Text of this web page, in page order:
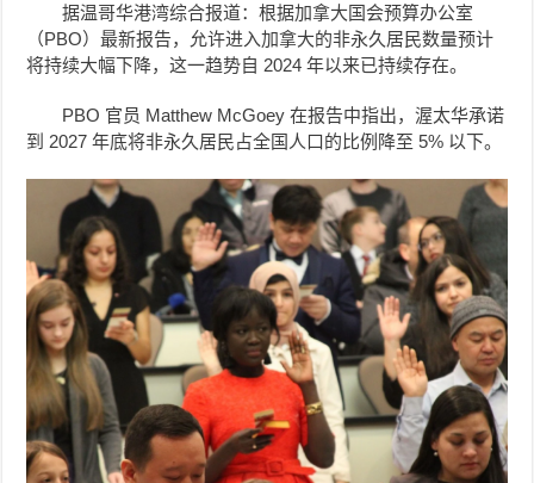
据温哥华港湾综合报道：根据加拿大国会预算办公室
（PBO）最新报告，允许进入加拿大的非永久居民数量预计
将持续大幅下降，这一趋势自 2024 年以来已持续存在。
PBO 官员 Matthew McGoey 在报告中指出，渥太华承诺
到 2027 年底将非永久居民占全国人口的比例降至 5% 以下。